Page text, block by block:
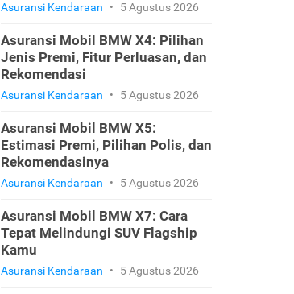
Asuransi Kendaraan • 5 Agustus 2026
Asuransi Mobil BMW X4: Pilihan
Jenis Premi, Fitur Perluasan, dan
Rekomendasi
Asuransi Kendaraan • 5 Agustus 2026
Asuransi Mobil BMW X5:
Estimasi Premi, Pilihan Polis, dan
Rekomendasinya
Asuransi Kendaraan • 5 Agustus 2026
Asuransi Mobil BMW X7: Cara
Tepat Melindungi SUV Flagship
Kamu
Asuransi Kendaraan • 5 Agustus 2026